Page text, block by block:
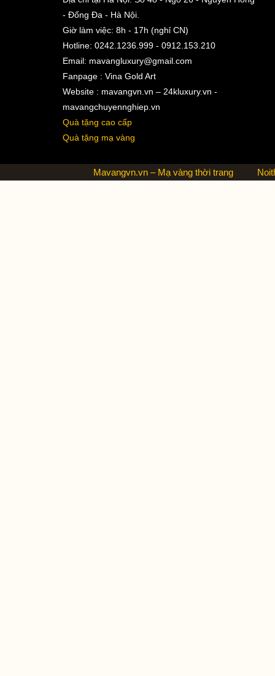
- Đống Đa - Hà Nội.
Giờ làm việc: 8h - 17h (nghỉ CN)
Hotline: 0242.1236.999 - 0912.153.210
Email: mavangluxury@gmail.com
Fanpage : Vina Gold Art
Website : mavangvn.vn – 24kluxury.vn -
mavangchuyennghiep.vn
Quà tặng cao cấp
Quà tặng mạ vàng
Mavangvn.vn – Mạ vàng thời trang